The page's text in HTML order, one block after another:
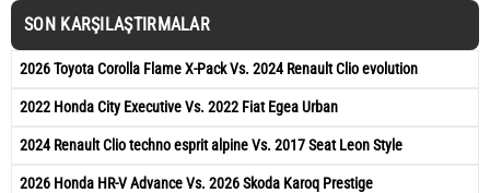
SON KARŞILAŞTIRMALAR
2026 Toyota Corolla Flame X-Pack Vs. 2024 Renault Clio evolution
2022 Honda City Executive Vs. 2022 Fiat Egea Urban
2024 Renault Clio techno esprit alpine Vs. 2017 Seat Leon Style
2026 Honda HR-V Advance Vs. 2026 Skoda Karoq Prestige